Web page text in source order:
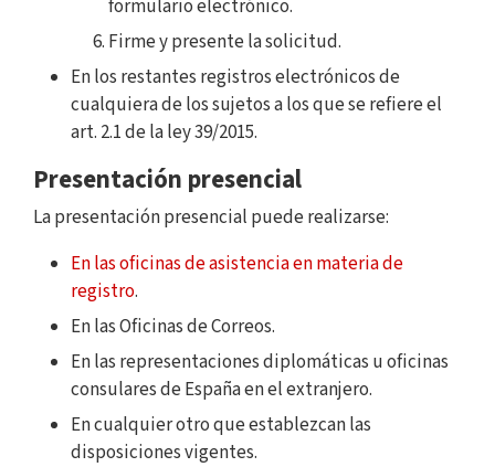
formulario electrónico.
Firme y presente la solicitud.
En los restantes registros electrónicos de
cualquiera de los sujetos a los que se refiere el
art. 2.1 de la ley 39/2015.
Presentación presencial
La presentación presencial puede realizarse:
En las oficinas de asistencia en materia de
registro.
En las Oficinas de Correos.
En las representaciones diplomáticas u oficinas
consulares de España en el extranjero.
En cualquier otro que establezcan las
disposiciones vigentes.